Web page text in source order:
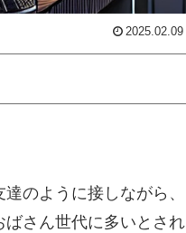
2025.02.09
のように接しながら、
さん世代に多いとされ